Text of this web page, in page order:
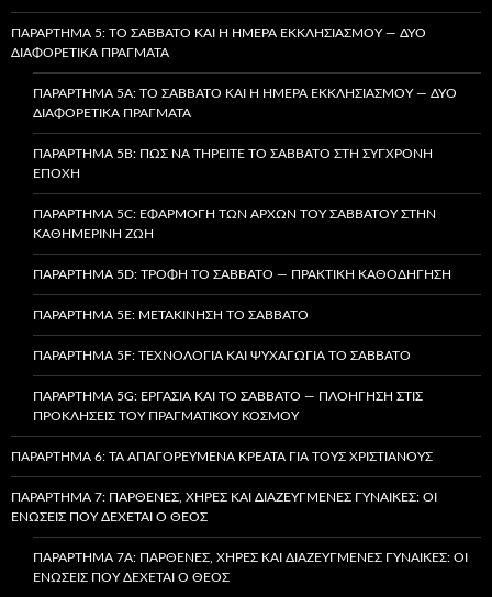
ΠΑΡΆΡΤΗΜΑ 5: ΤΟ ΣΆΒΒΑΤΟ ΚΑΙ Η ΗΜΈΡΑ ΕΚΚΛΗΣΙΑΣΜΟΎ — ΔΎΟ
ΔΙΑΦΟΡΕΤΙΚΆ ΠΡΆΓΜΑΤΑ
ΠΑΡΆΡΤΗΜΑ 5A: ΤΟ ΣΆΒΒΑΤΟ ΚΑΙ Η ΗΜΈΡΑ ΕΚΚΛΗΣΙΑΣΜΟΎ — ΔΎΟ
ΔΙΑΦΟΡΕΤΙΚΆ ΠΡΆΓΜΑΤΑ
ΠΑΡΆΡΤΗΜΑ 5B: ΠΏΣ ΝΑ ΤΗΡΕΊΤΕ ΤΟ ΣΆΒΒΑΤΟ ΣΤΗ ΣΎΓΧΡΟΝΗ
ΕΠΟΧΉ
ΠΑΡΆΡΤΗΜΑ 5C: ΕΦΑΡΜΟΓΉ ΤΩΝ ΑΡΧΏΝ ΤΟΥ ΣΑΒΒΆΤΟΥ ΣΤΗΝ
ΚΑΘΗΜΕΡΙΝΉ ΖΩΉ
ΠΑΡΆΡΤΗΜΑ 5D: ΤΡΟΦΉ ΤΟ ΣΆΒΒΑΤΟ — ΠΡΑΚΤΙΚΉ ΚΑΘΟΔΉΓΗΣΗ
ΠΑΡΆΡΤΗΜΑ 5E: ΜΕΤΑΚΊΝΗΣΗ ΤΟ ΣΆΒΒΑΤΟ
ΠΑΡΆΡΤΗΜΑ 5F: ΤΕΧΝΟΛΟΓΊΑ ΚΑΙ ΨΥΧΑΓΩΓΊΑ ΤΟ ΣΆΒΒΑΤΟ
ΠΑΡΆΡΤΗΜΑ 5G: ΕΡΓΑΣΊΑ ΚΑΙ ΤΟ ΣΆΒΒΑΤΟ — ΠΛΟΉΓΗΣΗ ΣΤΙΣ
ΠΡΟΚΛΉΣΕΙΣ ΤΟΥ ΠΡΑΓΜΑΤΙΚΟΎ ΚΌΣΜΟΥ
ΠΑΡΆΡΤΗΜΑ 6: ΤΑ ΑΠΑΓΟΡΕΥΜΈΝΑ ΚΡΈΑΤΑ ΓΙΑ ΤΟΥΣ ΧΡΙΣΤΙΑΝΟΎΣ
ΠΑΡΆΡΤΗΜΑ 7: ΠΑΡΘΈΝΕΣ, ΧΉΡΕΣ ΚΑΙ ΔΙΑΖΕΥΓΜΈΝΕΣ ΓΥΝΑΊΚΕΣ: ΟΙ
ΕΝΏΣΕΙΣ ΠΟΥ ΔΈΧΕΤΑΙ Ο ΘΕΌΣ
ΠΑΡΆΡΤΗΜΑ 7A: ΠΑΡΘΈΝΕΣ, ΧΉΡΕΣ ΚΑΙ ΔΙΑΖΕΥΓΜΈΝΕΣ ΓΥΝΑΊΚΕΣ: ΟΙ
ΕΝΏΣΕΙΣ ΠΟΥ ΔΈΧΕΤΑΙ Ο ΘΕΌΣ